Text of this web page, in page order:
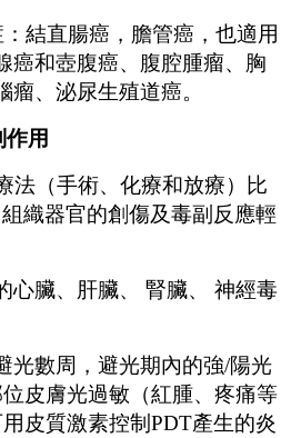
結直腸癌，膽管癌，也適用
癌和壺腹癌、腹腔腫瘤、胸
、泌尿生殖道癌。
用
法（手術、化療和放療）比
織器官的創傷及毒副反應輕
心臟、肝臟、 腎臟、 神經毒
光數周，避光期內的強/陽光
皮膚光過敏（紅腫、疼痛等
皮質激素控制PDT產生的炎